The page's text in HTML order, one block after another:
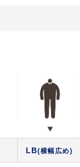
LB(横幅広め)